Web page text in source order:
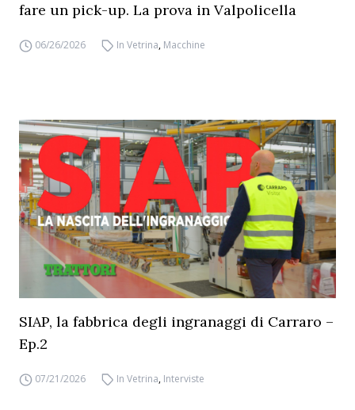
fare un pick-up. La prova in Valpolicella
06/26/2026 In Vetrina, Macchine
SIAP, la fabbrica degli ingranaggi di Carraro –
Ep.2
07/21/2026 In Vetrina, Interviste